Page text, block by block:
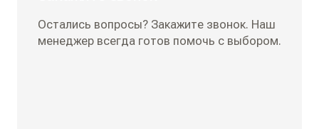
Остались вопросы? Закажите звонок. Наш
менеджер всегда готов помочь с выбором.